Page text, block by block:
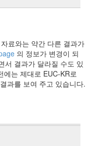
료와는 약간 다른 결과가
의 정보가 변경이 되
서 결과가 달라질 수도 있
에는 제대로 EUC-KR로
과를 보여 주고 있습니다.